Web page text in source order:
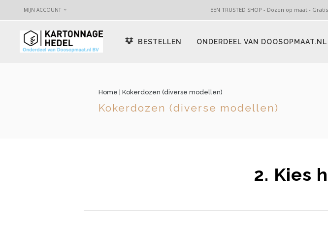
EEN TRUSTED SHOP - Dozen op maat -
MIJN ACCOUNT
BESTELLEN ONDERDEEL VAN DOOSOPMAAT.NL
Home | Kokerdozen (diverse modellen)
Kokerdozen (diverse modellen)
2. Kies